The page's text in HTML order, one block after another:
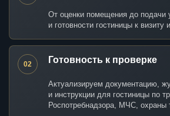
От оценки помещения до подачи
и готовности гостиницы к визиту
02 Готовность к проверке
Актуализируем документацию,
и инструкции для гостиницы по
Роспотребнадзора, МЧС, охраны